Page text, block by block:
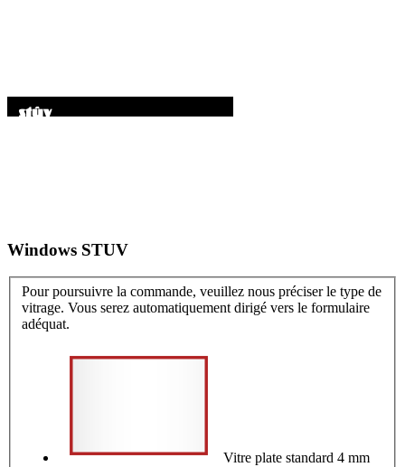
Windows STUV
Pour poursuivre la commande, veuillez nous préciser le type de
vitrage. Vous serez automatiquement dirigé vers le formulaire
adéquat.
Vitre plate standard 4 mm